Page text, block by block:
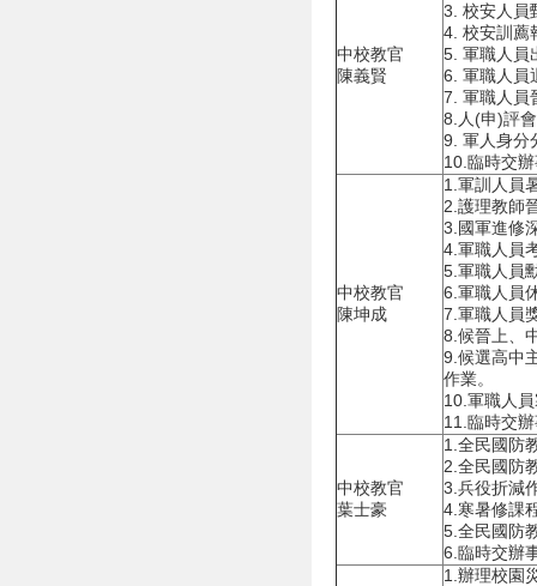
中校教官
陳義賢
3. 校安人員
4. 校安訓薦
5. 軍職人員
6. 軍職人員
7. 軍職人員
8.人(申)評
9. 軍人身分
10.臨時交
中校教官
陳坤成
1.軍訓人員
2.護理教師
3.國軍進修
4.軍職人員
5.軍職人員
6.軍職人員
7.軍職人員
8.候晉上、
9.候選高中
作業。
10.軍職人
11.臨時交
中校教官
葉士豪
1.全民國防
2.全民國防
3.兵役折減
4.寒暑修課
5.全民國防
6.臨時交辦
1.辦理校園